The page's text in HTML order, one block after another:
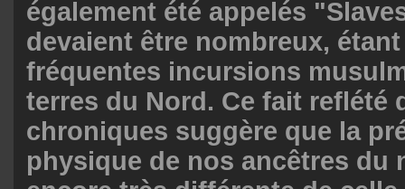
également été appelés
devaient être nombreux,
fréquentes incursions
terres du Nord. Ce fait reflété
chroniques suggère que la
physique de nos ancêtres du